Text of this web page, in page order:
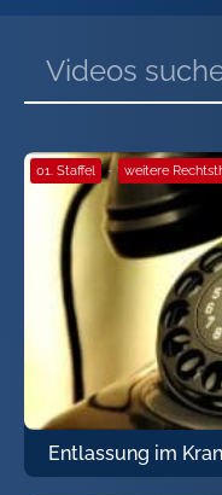
01. Staffel · weitere
Entlassung im